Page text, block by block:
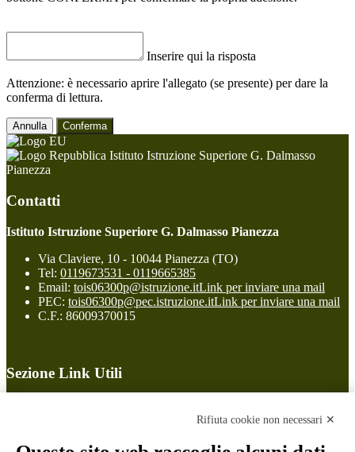
Inserire qui la risposta
Attenzione: è necessario aprire l'allegato (se presente) per dare la
conferma di lettura.
Annulla Conferma
Istituto Istruzione Superiore G. Dalmasso
Pianezza
Contatti
Istituto Istruzione Superiore G. Dalmasso Pianezza
Via Claviere, 10 - 10044 Pianezza (TO)
Tel: 0119673531 - 0119665385
Email: tois06300p@istruzione.itLink per inviare una mail
PEC: tois06300p@pec.istruzione.itLink per inviare una mail
C.F.: 86009370015
Sezione Link Utili
Ufficio Relazioni con il Pubblico
Rifiuta cookie non necessari ✕